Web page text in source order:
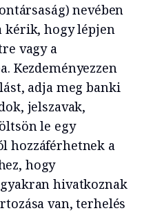
nevében
kérik, hogy lépjen
vagy a
Kezdeményezzen
adja meg banki
jelszavak,
le egy
hozzáférhetnek a
hogy
hivatkoznak
van, terhelés